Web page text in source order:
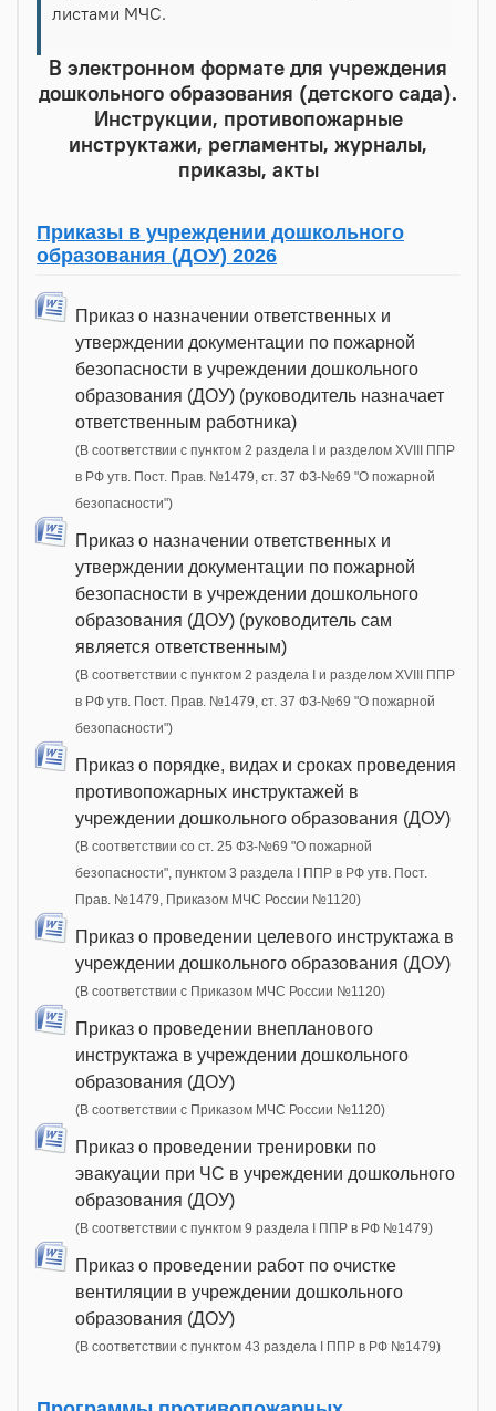
листами МЧС.
В электронном формате для учреждения
дошкольного образования (детского сада).
Инструкции, противопожарные
инструктажи, регламенты, журналы,
приказы, акты
Приказы в учреждении дошкольного
образования (ДОУ) 2026
Приказ о назначении ответственных и
утверждении документации по пожарной
безопасности в учреждении дошкольного
образования (ДОУ) (руководитель назначает
ответственным работника)
(В соответствии с пунктом 2 раздела I и разделом XVIII ППР
в РФ утв. Пост. Прав. №1479, ст. 37 ФЗ-№69 "О пожарной
безопасности")
Приказ о назначении ответственных и
утверждении документации по пожарной
безопасности в учреждении дошкольного
образования (ДОУ) (руководитель сам
является ответственным)
(В соответствии с пунктом 2 раздела I и разделом XVIII ППР
в РФ утв. Пост. Прав. №1479, ст. 37 ФЗ-№69 "О пожарной
безопасности")
Приказ о порядке, видах и сроках проведения
противопожарных инструктажей в
учреждении дошкольного образования (ДОУ)
(В соответствии со ст. 25 ФЗ-№69 "О пожарной
безопасности", пунктом 3 раздела I ППР в РФ утв. Пост.
Прав. №1479, Приказом МЧС России №1120)
Приказ о проведении целевого инструктажа в
учреждении дошкольного образования (ДОУ)
(В соответствии с Приказом МЧС России №1120)
Приказ о проведении внепланового
инструктажа в учреждении дошкольного
образования (ДОУ)
(В соответствии с Приказом МЧС России №1120)
Приказ о проведении тренировки по
эвакуации при ЧС в учреждении дошкольного
образования (ДОУ)
(В соответствии с пунктом 9 раздела I ППР в РФ №1479)
Приказ о проведении работ по очистке
вентиляции в учреждении дошкольного
образования (ДОУ)
(В соответствии с пунктом 43 раздела I ППР в РФ №1479)